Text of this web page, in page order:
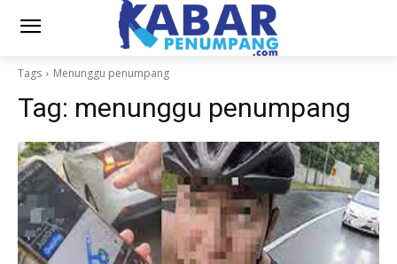
Tags Menunggu penumpang
Tag: menunggu penumpang